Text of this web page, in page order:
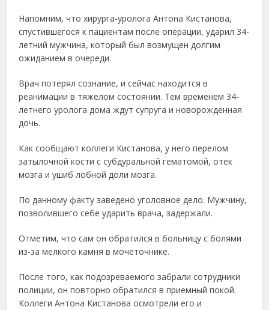
Напомним, что хирурга-уролога Антона Кистанова,
спустившегося к пациентам после операции, ударил 34-
летний мужчина, который был возмущен долгим
ожиданием в очереди.
Врач потерял сознание, и сейчас находится в
реанимации в тяжелом состоянии. Тем временем 34-
летнего уролога дома ждут супруга и новорожденная
дочь.
Как сообщают коллеги Кистанова, у него перелом
затылочной кости с субдуральной гематомой, отек
мозга и ушиб лобной доли мозга.
По данному факту заведено уголовное дело. Мужчину,
позволившего себе ударить врача, задержали.
Отметим, что сам он обратился в больницу с болями
из-за мелкого камня в мочеточнике.
После того, как подозреваемого забрали сотрудники
полиции, он повторно обратился в приемный покой.
Коллеги Антона Кистанова осмотрели его и